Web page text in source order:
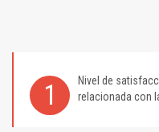
1 Nivel de
relacionada con